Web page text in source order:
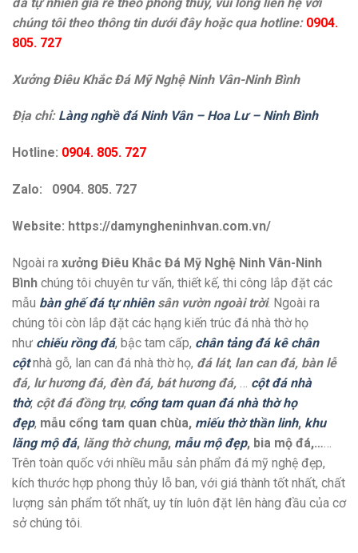
chúng tôi theo thông tin dưới đây hoặc qua hotline: 0904.
805. 727
Xưởng Điêu Khắc Đá Mỹ Nghệ Ninh Vân-Ninh Bình
Địa chỉ: Làng nghề đá Ninh Vân – Hoa Lư – Ninh Bình
Hotline: 0904. 805. 727
Zalo: 0904. 805. 727
Website: https://damyngheninhvan.com.vn/
Ngoài ra xưởng Điêu Khắc Đá Mỹ Nghệ Ninh Vân-Ninh
Bình chúng tôi chuyên tư vấn, thiết kế, thi công lắp đặt các
mẫu bàn ghế đá tự nhiênsân vườn ngoài trời. Ngoài ra
chúng tôi còn lắp đặt các hạng kiến trúc đá nhà thờ họ
như chiếu rồng đá, bậc tam cấp, chân tảng đá kê chân
cộtnhà gỗ, lan can đá nhà thờ họ, đá lát, lan can đá, bàn lễ
đá, lư hương đá, đèn đá, bát hương đá,
cột đá nhà
thờ, cột đá đồng trụ, cổng tam quan đá nhà thờ họ
đẹp, mẫu cổng tam quan chùa, miếu thờ thần linh, khu
lăng mộ đá, lăng thờ chung, mẫu mộ đẹp, bia mộ đá,…
Trên toàn quốc với nhiều mẫu sản phẩm đá mỹ nghệ đẹp,
kích thước hợp phong thủy lỗ ban, với giá thành tốt nhất, chất
lượng sản phẩm tốt nhất, uy tín luôn đặt lên hàng đầu của cơ
sở chúng tôi.